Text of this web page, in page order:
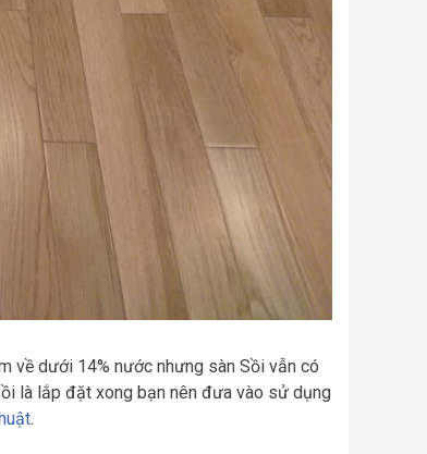
về dưới 14% nước nhưng sàn Sồi vẫn có
là lắp đặt xong bạn nên đưa vào sử dụng
.